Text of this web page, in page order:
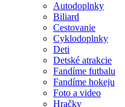
Autodoplnky
Biliard
Cestovanie
Cyklodoplnky
Deti
Detské atrakcie
Fandíme futbalu
Fandíme hokeju
Foto a video
Hračky